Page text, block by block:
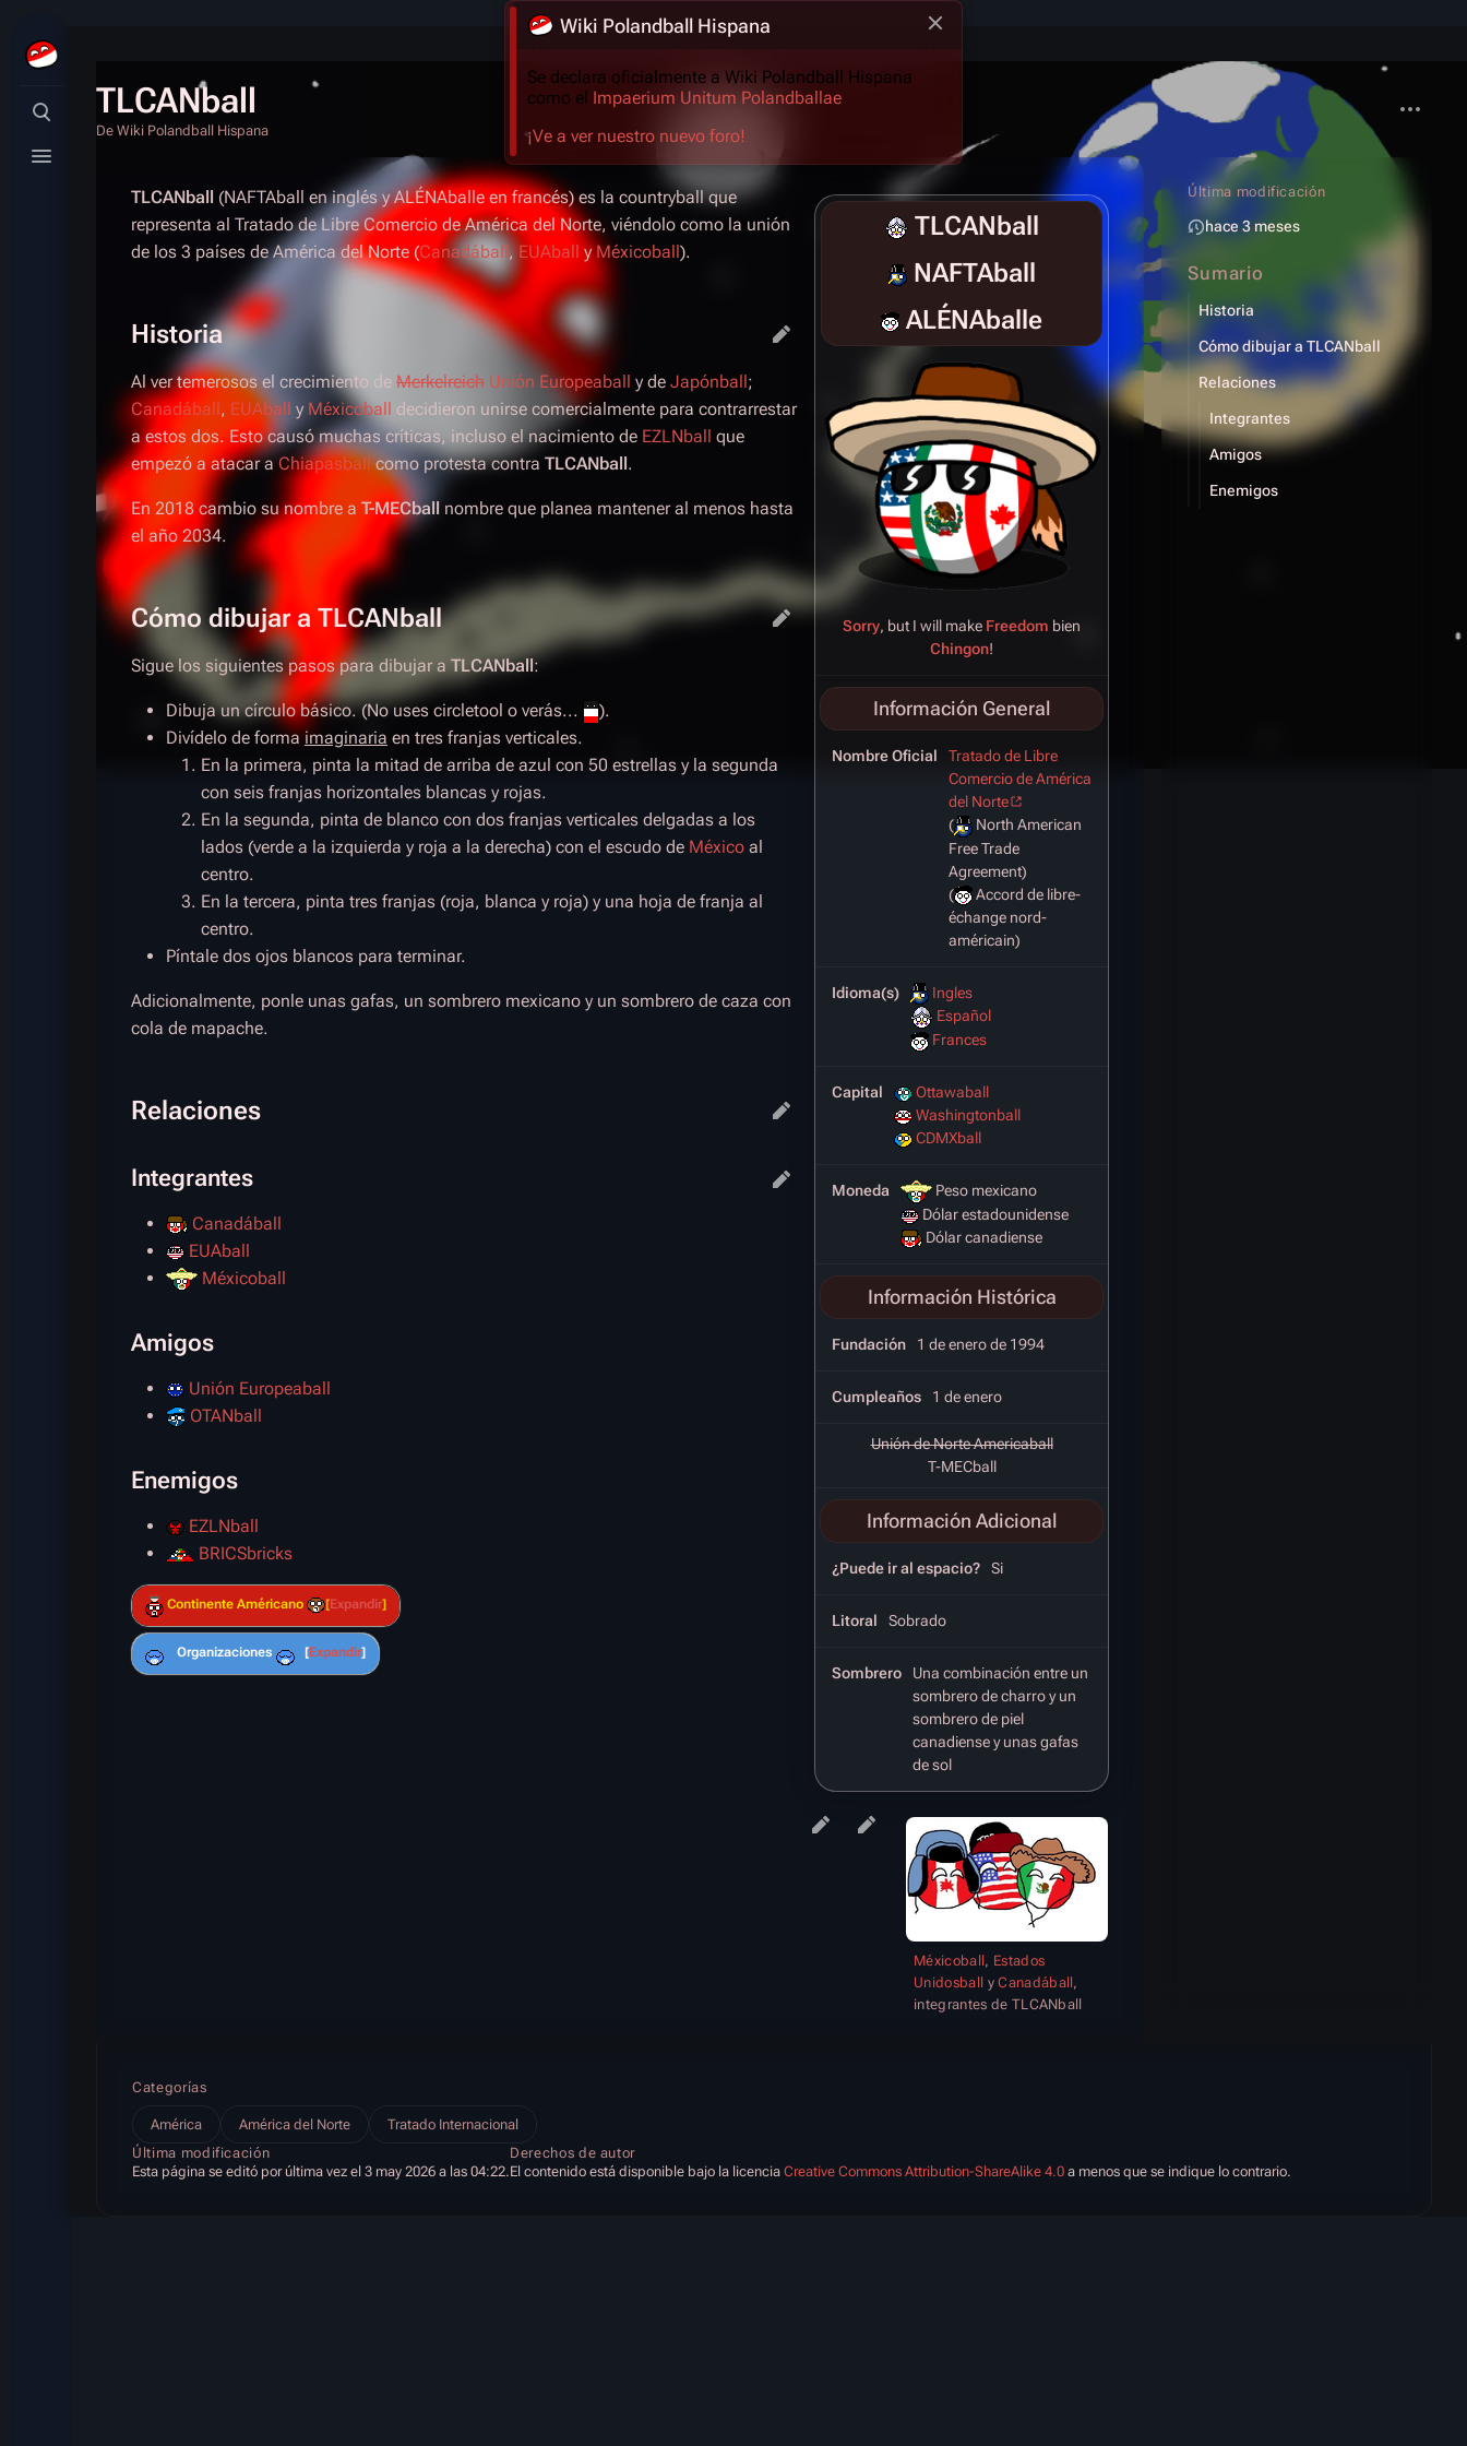
Búsqueda alternativa
Menú alternativo
Wiki Polandball Hispana
Se declara oficialmente a Wiki Polandball Hispana
como el Impaerium Unitum Polandballae
¡Ve a ver nuestro nuevo foro!
TLCANball
De Wiki Polandball Hispana
TLCANball
NAFTAball
ALÉNAballe
Sorry, but I will make Freedom bien
Chingon!
Información General
Nombre Oficial
Tratado de Libre
Comercio de América
del Norte
(
North American
Free Trade
Agreement)
(
Accord de libre-
échange nord-
américain)
Idioma(s)
Ingles
Español
Frances
Capital
Ottawaball
Washingtonball
CDMXball
Moneda
Peso mexicano
Dólar estadounidense
Dólar canadiense
Información Histórica
Fundación 1 de enero de 1994
Cumpleaños 1 de enero
Unión de Norte Americaball
T-MECball
Información Adicional
¿Puede ir al espacio? Si
Litoral Sobrado
Sombrero
Una combinación entre un
sombrero de charro y un
sombrero de piel
canadiense y unas gafas
de sol
TLCANball (NAFTAball en inglés y ALÉNAballe en francés) es la countryball que
representa al Tratado de Libre Comercio de América del Norte, viéndolo como la unión
de los 3 países de América del Norte (Canadáball, EUAball yMéxicoball).
Historia
Al ver temerosos el crecimiento de Merkelreich Unión Europeaball y de Japónball;
Canadáball, EUAball y Méxicoball decidieron unirse comercialmente para contrarrestar
a estos dos. Esto causó muchas críticas, incluso el nacimiento de EZLNball que
empezó a atacar a Chiapasballcomo protesta contra TLCANball.
En 2018 cambio su nombre a T-MECball nombre que planea mantener al menos hasta
el año 2034.
Cómo dibujar a TLCANball
Sigue los siguientes pasos para dibujar a TLCANball:
Dibuja un círculo básico. (No uses circletool o verás...
).
Divídelo de formaimaginaria en tres franjas verticales.
En la primera, pinta la mitad de arriba de azul con 50 estrellas y la segunda
con seis franjas horizontales blancas y rojas.
En la segunda, pinta de blanco con dos franjas verticales delgadas a los
lados (verde a la izquierda y roja a la derecha) con el escudo de México al
centro.
En la tercera, pinta tres franjas (roja, blanca y roja) y una hoja de franja al
centro.
Píntale dos ojos blancos para terminar.
Adicionalmente, ponle unas gafas, un sombrero mexicano y un sombrero de caza con
cola de mapache.
Relaciones
Integrantes
Méxicoball, Estados
Unidosball yCanadáball,
integrantes de TLCANball
Canadáball
EUAball
Méxicoball
Amigos
Unión Europeaball
OTANball
Enemigos
EZLNball
BRICSbricks
Expandir
Continente Américano
Expandir
Organizaciones
Última modificación
hace 3 meses
Sumario
Historia
Cómo dibujar a TLCANball
Relaciones
Integrantes
Amigos
Enemigos
Categorías
América América del Norte
Tratado Internacional
Última modificación
Esta página se editó por última vez el 3 may 2026 a las 04:22.
Derechos de autor
El contenido está disponible bajo la licencia Creative Commons Attribution-ShareAlike 4.0 a menos que se indique lo contrario.